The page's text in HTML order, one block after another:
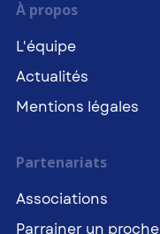
À propos
L'équipe
Actualités
Mentions légales
Partenariats
Associations
Parrainer un proche